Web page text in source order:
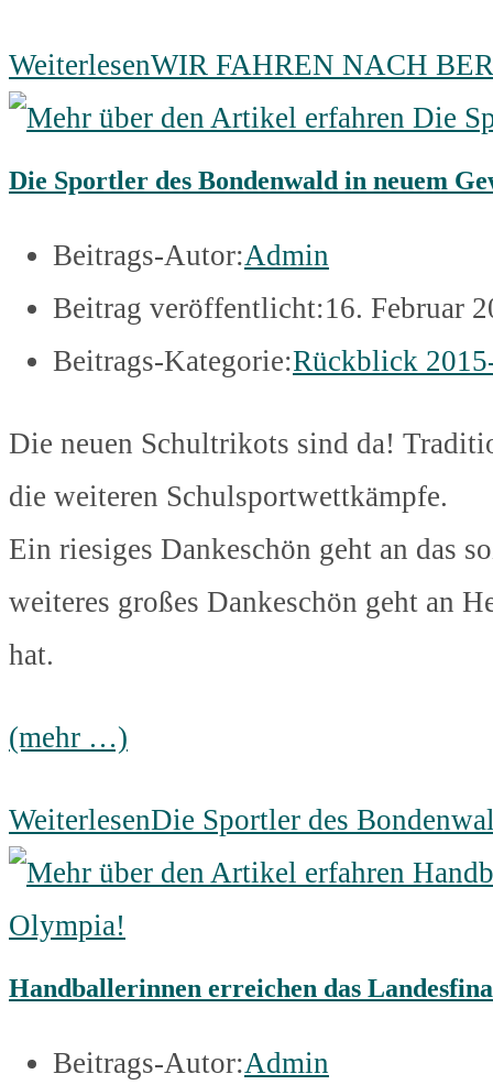
WeiterlesenWIR FAHREN NACH
Die Sportler des Bondenwald in neuem
Beitrags-Autor:Admin
Beitrag veröffentlicht:16. Februar
Beitrags-Kategorie:Rückblick
Die neuen Schultrikots sind da!
die weiteren Schulsportwettkämpfe.
Ein riesiges Dankeschön geht an das
weiteres großes Dankeschön geht an
hat.
(mehr …)
WeiterlesenDie Sportler des
Handballerinnen erreichen das
Beitrags-Autor:Admin